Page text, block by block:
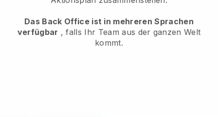
Das Back Office ist in mehreren Sprachen
verfügbar , falls Ihr Team aus der ganzen Welt
kommt.